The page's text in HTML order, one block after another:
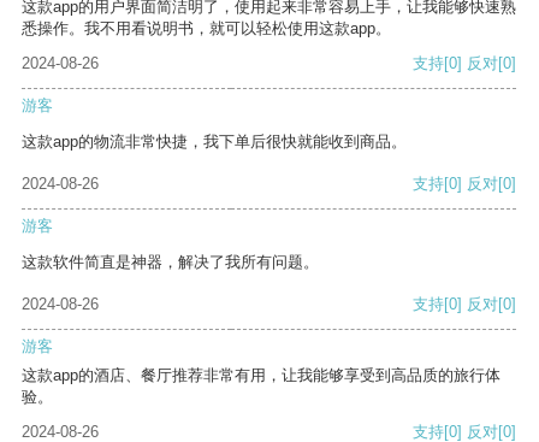
这款app的用户界面简洁明了，使用起来非常容易上手，让我能够快速熟
悉操作。我不用看说明书，就可以轻松使用这款app。
2024-08-26
支持[0] 反对[0]
游客
这款app的物流非常快捷，我下单后很快就能收到商品。
2024-08-26 支持[0] 反对[0]
游客
这款软件简直是神器，解决了我所有问题。
2024-08-26 支持[0] 反对[0]
游客
这款app的酒店、餐厅推荐非常有用，让我能够享受到高品质的旅行体
验。
2024-08-26
支持[0] 反对[0]